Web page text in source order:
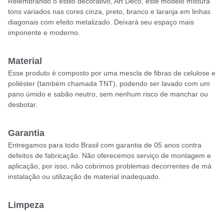
tons variados nas cores cinza, preto, branco e laranja em linhas
diagonais com efeito metalizado. Deixará seu espaço mais
imponente e moderno.
Material
Esse produto é composto por uma mescla de fibras de celulose e
poliéster (também chamada TNT), podendo ser lavado com um
pano úmido e sabão neutro, sem nenhum risco de manchar ou
desbotar.
Garantia
Entregamos para todo Brasil com garantia de 05 anos contra
defeitos de fabricação. Não oferecemos serviço de montagem e
aplicação, por isso, não cobrimos problemas decorrentes de má
instalação ou utilização de material inadequado.
Limpeza